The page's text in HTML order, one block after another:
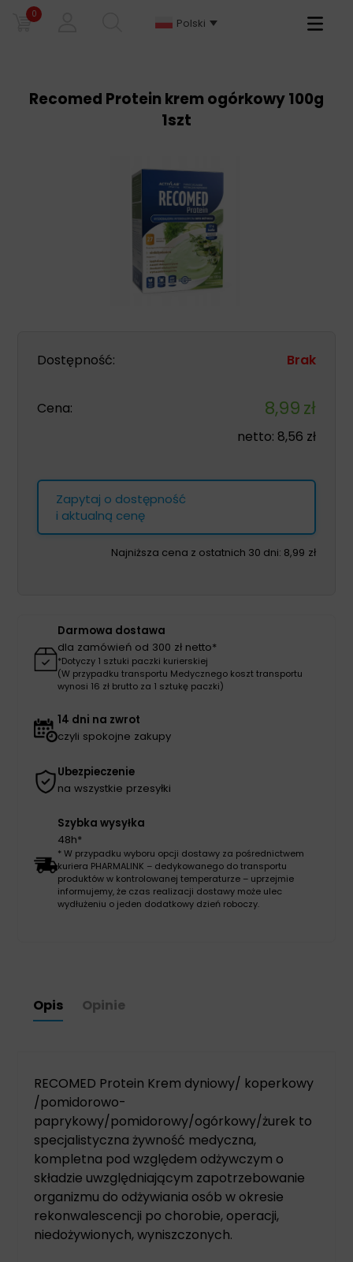
0
Polski
Primary
Recomed Protein krem ogórkowy 100g
1szt
Dostępność: Brak
Cena: 8,99zł
netto: 8,56 zł
Zapytaj o dostępność
i aktualną cenę
Najniższa cena z ostatnich 30 dni: 8,99 zł
Darmowa dostawa
dla zamówień od 300 zł netto*
*Dotyczy 1 sztuki paczki kurierskiej
(W przypadku transportu Medycznego koszt transportu
wynosi 16 zł brutto za 1 sztukę paczki)
14 dni na zwrot
czyli spokojne zakupy
Ubezpieczenie
na wszystkie przesyłki
Szybka wysyłka
48h*
* W przypadku wyboru opcji dostawy za pośrednictwem
kuriera PHARMALINK – dedykowanego do transportu
produktów w kontrolowanej temperaturze – uprzejmie
informujemy, że czas realizacji dostawy może ulec
wydłużeniu o jeden dodatkowy dzień roboczy.
Opis Opinie
RECOMED Protein Krem dyniowy/ koperkowy
/pomidorowo-
paprykowy/pomidorowy/ogórkowy/żurek to
specjalistyczna żywność medyczna,
kompletna pod względem odżywczym o
składzie uwzględniającym zapotrzebowanie
organizmu do odżywiania osób w okresie
rekonwalescencji po chorobie, operacji,
niedożywionych, wyniszczonych.